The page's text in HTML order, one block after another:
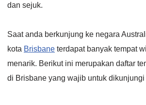
dan sejuk.
Saat anda berkunjung ke negara
kota Brisbane terdapat banyak tempat
menarik. Berikut ini merupakan daftar
di Brisbane yang wajib untuk dikunjungi